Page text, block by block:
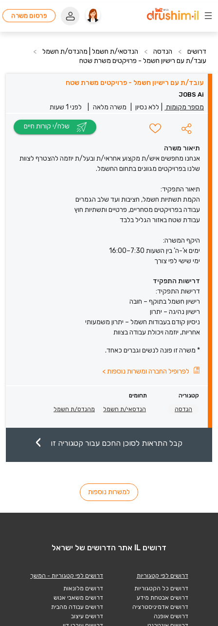
פרסום משרה
דרושים > הנדסה > הנדסאי/ת חשמל | מהנדס/ת חשמל
>
עובד/ת עם רישיון חשמל - פרויקטים משרת שטח
עובד/ת עם רישיון חשמל - פרויקטים משרת שטח
JOBS Ai
מספר מקומות ללא נסיון משרה מלאה לפני 1 שעות
תיאור משרה
אנחנו מחפשים איש/ת מקצוע אחראי/ת ובעל/ת יוזמה להצטרף לצוות
שלנו בפרויקטים מגוונים בתחום החשמל.
תיאור התפקיד:
הקמת תשתיות חשמל, חציבות ועד שלב הגמרים
עבודה בפרויקטים מסחריים, פרטיים ותשתיות חוץ
עבודת שטח באזור הגליל בלבד
היקף המשרה:
ימים א'-ה' בין השעות 7:30–16:00
ימי שישי לפי צורך
דרישות התפקיד
דרישות התפקיד:
רישיון חשמל בתוקף – חובה
רישיון נהיגה – יתרון
ניסיון קודם בעבודות חשמל – יתרון משמעותי
אחריות, יוזמה ויכולת עבודה בצוות
* משרה זו פונה לנשים וגברים כאחד.
לפרופיל החברה ומשרות נוספות>
קטגוריה
תחומים
הנדסה
הנדסאי/ת חשמל מהנדס/ת חשמל
קבל התראות לסוכן החכם עבור קטגוריה זו
למשרות נוספות
דרושים IL אתר הדרושים של ישראל
דרושים לפי קטגוריות
דרושים כל הקטגוריות
דרושים אבטחת מידע
דרושים אדמיניסטרציה
דרושים אופנה
דרושים לפי קטגוריות - המשך
דרושים מלונאות
דרושים משאבי אנוש
דרושים עבודה מהבית
דרושים עיצוב